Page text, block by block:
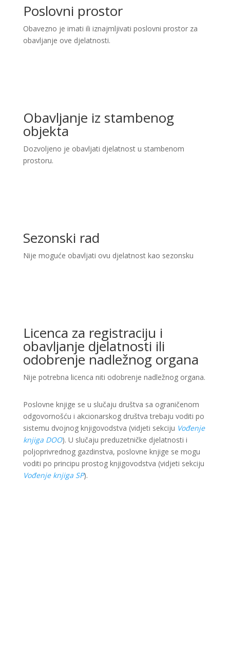
Poslovni prostor
Obavezno je imati ili iznajmljivati poslovni prostor za
obavljanje ove djelatnosti.
Obavljanje iz stambenog
objekta
Dozvoljeno je obavljati djelatnost u stambenom
prostoru.
Sezonski rad
Nije moguće obavljati ovu djelatnost kao sezonsku
Licenca za registraciju i
obavljanje djelatnosti ili
odobrenje nadležnog organa
Nije potrebna licenca niti odobrenje nadležnog organa.
Poslovne knjige se u slučaju društva sa ograničenom
odgovornošću i akcionarskog društva trebaju voditi po
sistemu dvojnog knjigovodstva (vidjeti sekciju Vođenje
knjiga DOO). U slučaju preduzetničke djelatnosti i
poljoprivrednog gazdinstva, poslovne knjige se mogu
voditi po principu prostog knjigovodstva (vidjeti sekciju
Vođenje knjiga SP).